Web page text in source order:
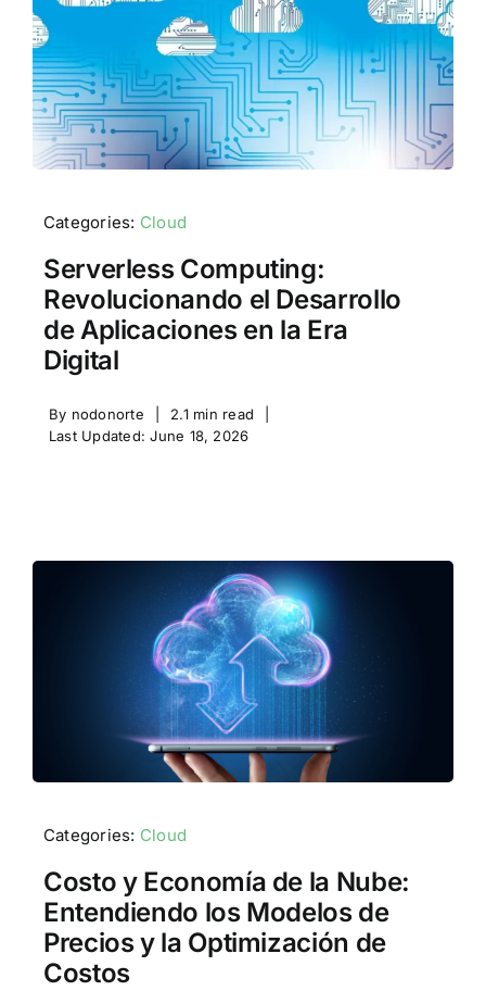
Categories: Cloud
Serverless Computing:
Revolucionando el Desarrollo
de Aplicaciones en la Era
Digital
By nodonorte 2.1 min read
Last Updated: June 18, 2026
Categories: Cloud
Costo y Economía de la Nube:
Entendiendo los Modelos de
Precios y la Optimización de
Costos